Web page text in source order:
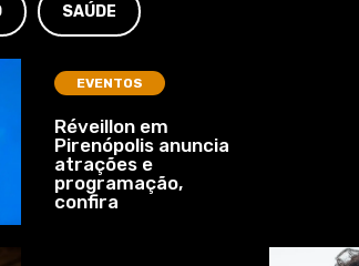
SAÚDE
EVENTOS
Réveillon em
Pirenópolis anuncia
atrações e
programação,
confira